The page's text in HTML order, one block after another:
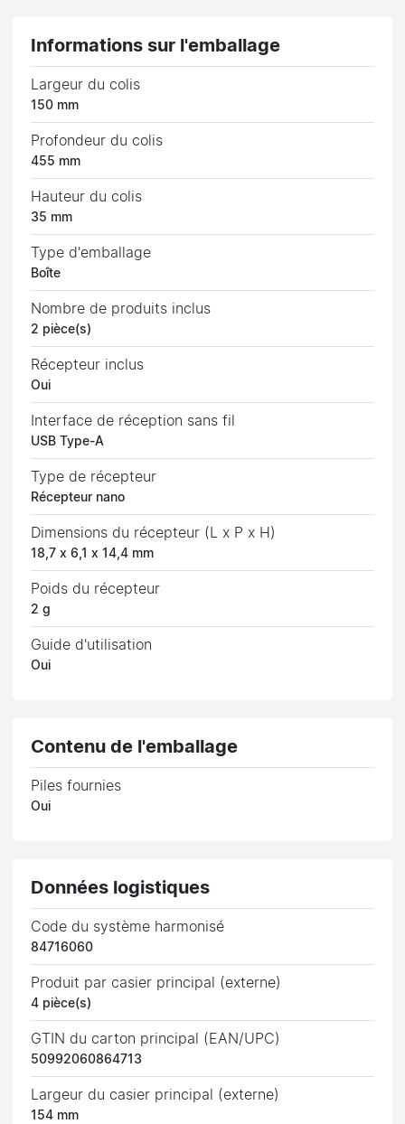
Informations sur l'emballage
Largeur du colis
150 mm
Profondeur du colis
455 mm
Hauteur du colis
35 mm
Type d'emballage
Boîte
Nombre de produits inclus
2 pièce(s)
Récepteur inclus
Oui
Interface de réception sans fil
USB Type-A
Type de récepteur
Récepteur nano
Dimensions du récepteur (L x P x H)
18,7 x 6,1 x 14,4 mm
Poids du récepteur
2 g
Guide d'utilisation
Oui
Contenu de l'emballage
Piles fournies
Oui
Données logistiques
Code du système harmonisé
84716060
Produit par casier principal (externe)
4 pièce(s)
GTIN du carton principal (EAN/UPC)
50992060864713
Largeur du casier principal (externe)
154 mm